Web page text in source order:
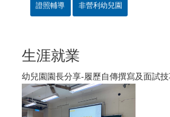
證照輔導 非營利幼兒園
生涯就業
幼兒園園長分享-履歷自傳撰寫及面試